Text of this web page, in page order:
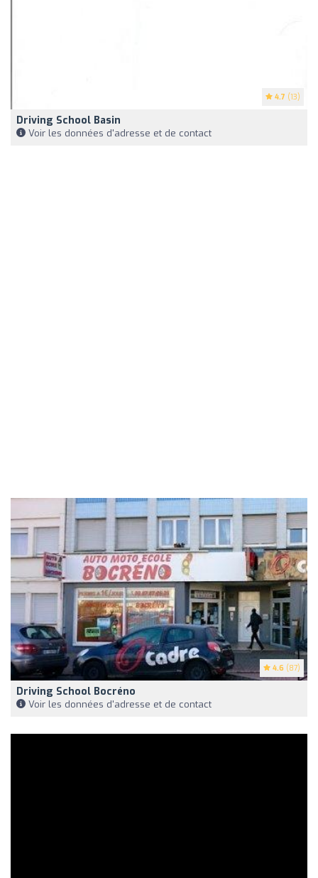
4.7 (13)
Driving School Basin
Voir les données d'adresse et de contact
4.6 (87)
Driving School Bocréno
Voir les données d'adresse et de contact